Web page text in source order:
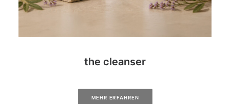
the cleanser
MEHR ERFAHREN